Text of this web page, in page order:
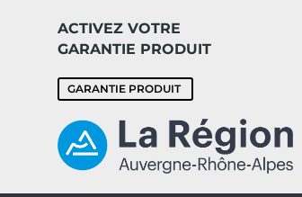
ACTIVEZ VOTRE
GARANTIE PRODUIT
GARANTIE PRODUIT